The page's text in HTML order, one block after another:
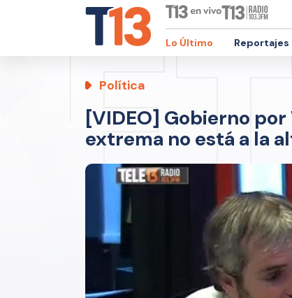
Lo Último
Política
[VIDEO] Gobierno
extrema no está a la